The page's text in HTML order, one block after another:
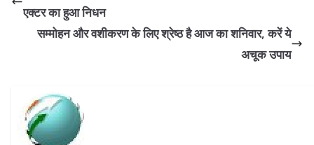
एक्टर का हुआ निधन
सम्मोहन और वशीकरण के लिए श्रेष्ठ है आज का शनिवार, करें ये
अचूक उपाय